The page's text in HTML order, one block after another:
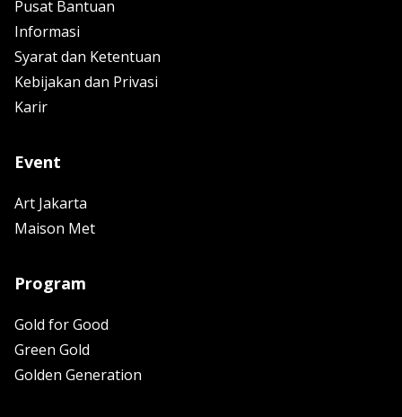
Pusat Bantuan
Informasi
Syarat dan Ketentuan
Kebijakan dan Privasi
Karir
Event
Art Jakarta
Maison Met
Program
Gold for Good
Green Gold
Golden Generation